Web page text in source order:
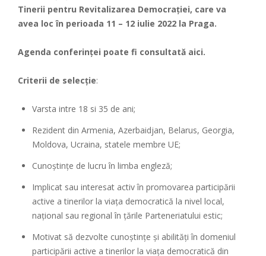
Tinerii pentru Revitalizarea Democrației, care va
avea loc în perioada 11 – 12 iulie 2022 la Praga.
Agenda conferinței poate fi consultată aici.
Criterii de selecție:
Varsta intre 18 si 35 de ani;
Rezident din Armenia, Azerbaidjan, Belarus, Georgia,
Moldova, Ucraina, statele membre UE;
Cunoștințe de lucru în limba engleză;
Implicat sau interesat activ în promovarea participării
active a tinerilor la viața democratică la nivel local,
național sau regional în țările Parteneriatului estic;
Motivat să dezvolte cunoștințe și abilități în domeniul
participării active a tinerilor la viața democratică din